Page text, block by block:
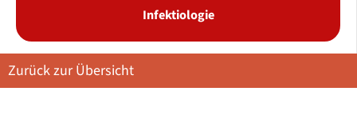
Infektiologie
Zurück zur Übersicht